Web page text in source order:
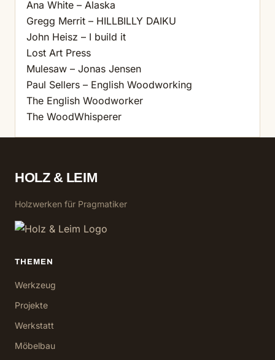
Ana White – Alaska
Gregg Merrit – HILLBILLY DAIKU
John Heisz – I build it
Lost Art Press
Mulesaw – Jonas Jensen
Paul Sellers – English Woodworking
The English Woodworker
The WoodWhisperer
HOLZ & LEIM
Holzwerken für Pragmatiker
THEMEN
Werkzeug
Projekte
Werkstatt
Möbelbau